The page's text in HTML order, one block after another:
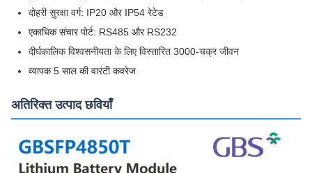
दोहरी सुरक्षा वर्ग: IP20 और IP54 रेटेड
एकाधिक संचार पोर्ट: RS485 और RS232
दीर्घकालिक विश्वसनीयता के लिए विस्तारित 3000-चक्र जीवन
व्यापक 5 साल की वारंटी कवरेज
अतिरिक्त उत्पाद छवियाँ